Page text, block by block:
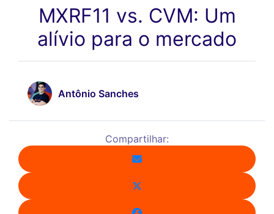
MXRF11 vs. CVM: Um
alívio para o mercado
Antônio Sanches
Compartilhar: